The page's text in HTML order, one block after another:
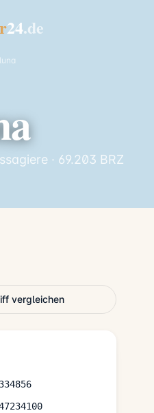
24.de
· 69.203 BRZ
vergleichen